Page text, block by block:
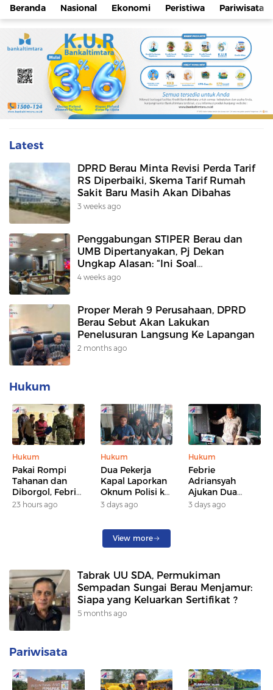
Beranda Nasional Ekonomi Peristiwa Pariwisata
Latest
DPRD Berau Minta Revisi Perda Tarif
RS Diperbaiki, Skema Tarif Rumah
Sakit Baru Masih Akan Dibahas
3 weeks ago
Penggabungan STIPER Berau dan
UMB Dipertanyakan, Pj Dekan
Ungkap Alasan: “Ini Soal
Keberlanjutan Kampus”
4 weeks ago
Proper Merah 9 Perusahaan, DPRD
Berau Sebut Akan Lakukan
Penelusuran Langsung Ke Lapangan
2 months ago
Hukum
Hukum
Pakai Rompi
Tahanan dan
Diborgol, Febrie
Adriansyah
23 hours ago
Hukum
Dua Pekerja
Kapal Laporkan
Oknum Polisi ke
Polresta
Penganiayaan di
Sungai
Diusut
3 days ago
Hukum
Febrie
Adriansyah
Ajukan Dua
Praperadilan, PN
3 days ago
View more
Tabrak UU SDA, Permukiman
Sempadan Sungai Berau Menjamur:
Siapa yang Keluarkan Sertifikat ?
5 months ago
Pariwisata